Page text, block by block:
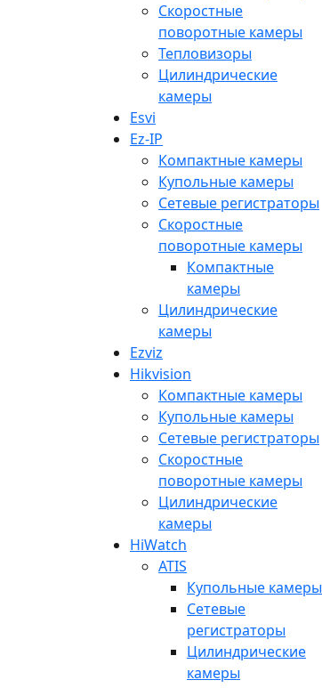
Скоростные
поворотные камеры
Тепловизоры
Цилиндрические
камеры
Esvi
Ez-IP
Компактные камеры
Купольные камеры
Сетевые регистраторы
Скоростные
поворотные камеры
Компактные
камеры
Цилиндрические
камеры
Ezviz
Hikvision
Компактные камеры
Купольные камеры
Сетевые регистраторы
Скоростные
поворотные камеры
Цилиндрические
камеры
HiWatch
ATIS
Купольные камеры
Сетевые
регистраторы
Цилиндрические
камеры